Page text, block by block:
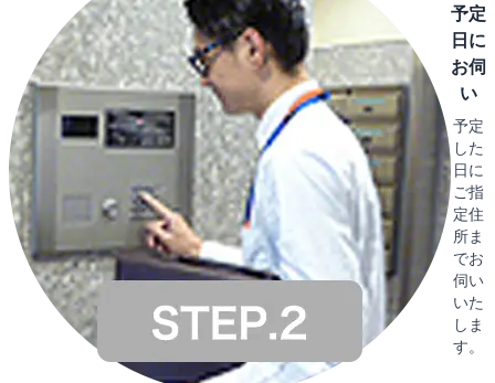
予定
日に
お伺
い
予定
した
日に
ご指
定住
所ま
でお
伺い
いた
しま
す。